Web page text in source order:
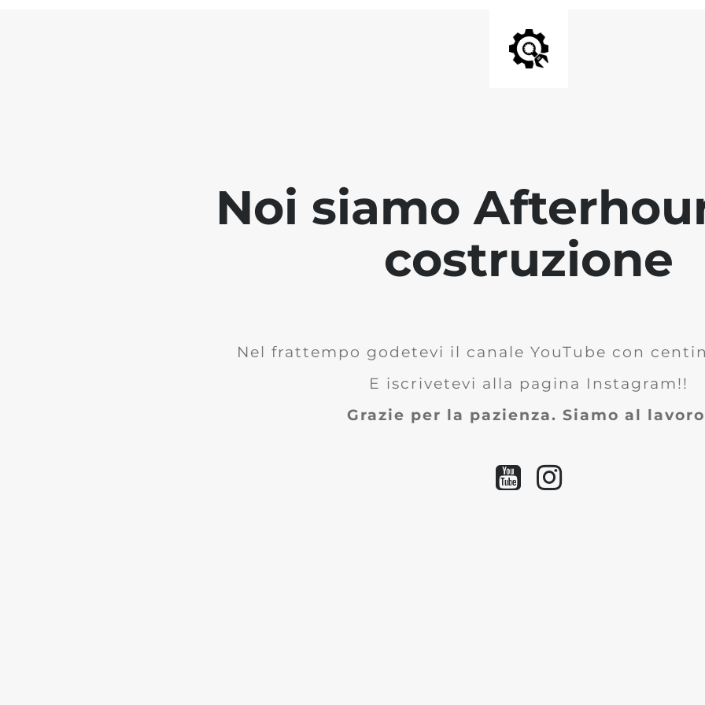
Noi siamo
costruzione
Nel frattempo godetevi il canale YouTube con
E iscrivetevi alla pagina Instagram!!
Grazie per la pazienza. Siamo al